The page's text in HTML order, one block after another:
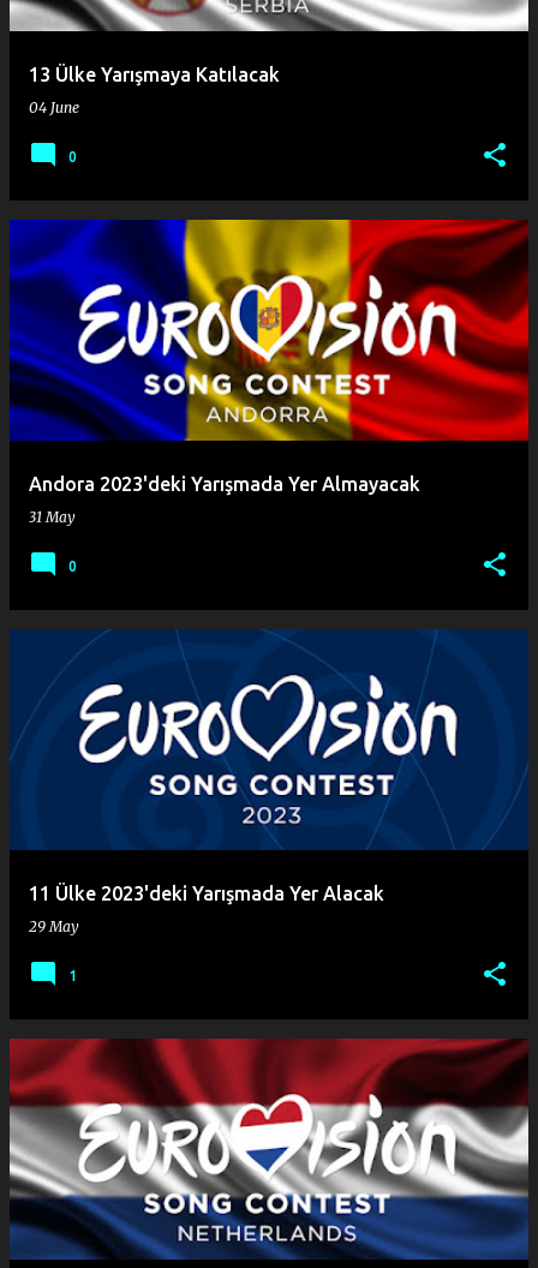
13 Ülke Yarışmaya Katılacak
04 June
0
Andora 2023'deki Yarışmada Yer Almayacak
31 May
0
11 Ülke 2023'deki Yarışmada Yer Alacak
29 May
1